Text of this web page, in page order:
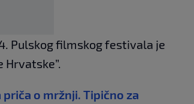
Pulskog filmskog festivala je
o mržnji. Tipično za